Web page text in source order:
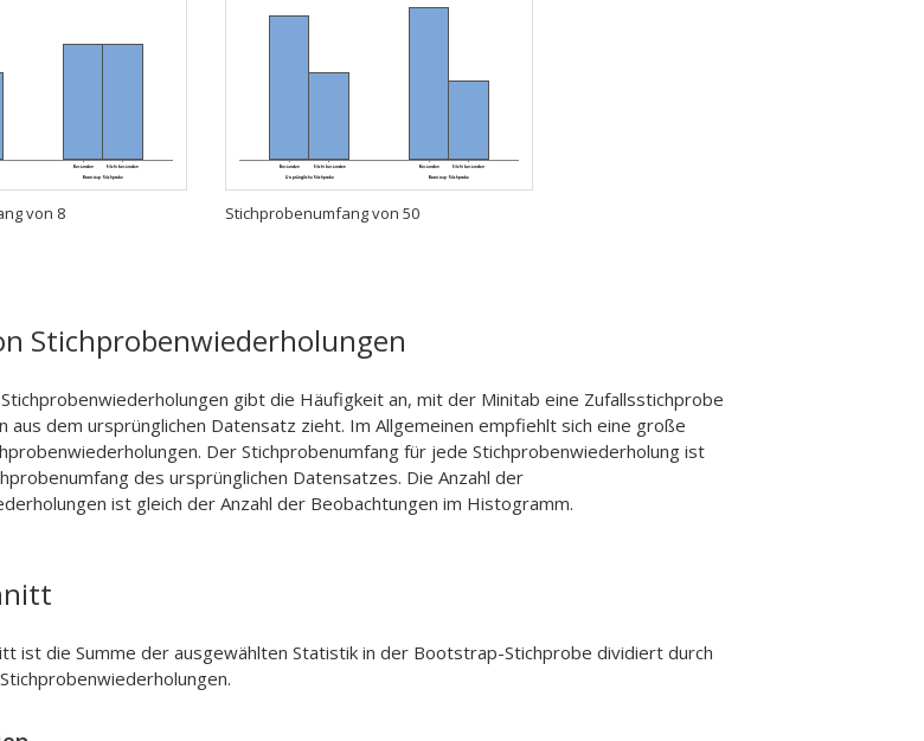
von 8 Stichprobenumfang von 50
Stichprobenwiederholungen
gibt die Häufigkeit an, mit der Minitab eine Zufallsstichprobe
aus dem ursprünglichen Datensatz zieht. Im Allgemeinen empfiehlt sich eine große
Der Stichprobenumfang für jede Stichprobenwiederholung ist
des ursprünglichen Datensatzes. Die Anzahl der
ist gleich der Anzahl der Beobachtungen im Histogramm.
ist die Summe der ausgewählten Statistik in der Bootstrap-Stichprobe dividiert durch